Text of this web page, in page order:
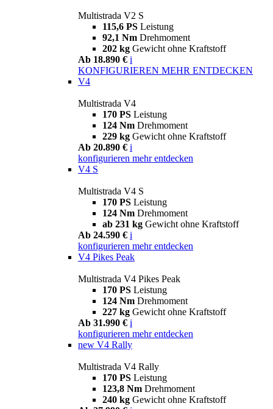
Multistrada V2 S
115,6 PS Leistung
92,1 Nm Drehmoment
202 kg Gewicht ohne Kraftstoff
Ab 18.890 € i
KONFIGURIEREN MEHR ENTDECKEN
V4
Multistrada V4
170 PS Leistung
124 Nm Drehmoment
229 kg Gewicht ohne Kraftstoff
Ab 20.890 € i
konfigurieren mehr entdecken
V4 S
Multistrada V4 S
170 PS Leistung
124 Nm Drehmoment
ab 231 kg Gewicht ohne Kraftstoff
Ab 24.590 € i
konfigurieren mehr entdecken
V4 Pikes Peak
Multistrada V4 Pikes Peak
170 PS Leistung
124 Nm Drehmoment
227 kg Gewicht ohne Kraftstoff
Ab 31.990 € i
konfigurieren mehr entdecken
new V4 Rally
Multistrada V4 Rally
170 PS Leistung
123,8 Nm Drehmoment
240 kg Gewicht ohne Kraftstoff